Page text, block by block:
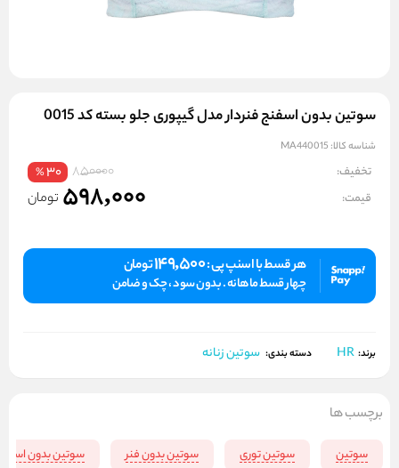
سوتین بدون اسفنج فنردار مدل گیپوری جلو بسته کد 0015
شناسه کالا: MA440015
تخفیف: 850000
30
%
قیمت: 598,000 تومان
هر قسط با اسنپ پی :149,500تومان
چهار قسط ماهانه . بدون سود ، چک و ضامن
برند: HR دسته بندی: سوتین زنانه
برچسب ها
سوتین سوتین توری سوتین بدون فنر سوتین بدون